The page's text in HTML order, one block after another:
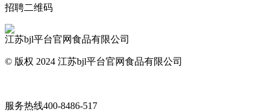
招聘二维码
江苏bjl平台官网食品有限公司
© 版权 2024 江苏bjl平台官网食品有限公司
服务热线400-8486-517